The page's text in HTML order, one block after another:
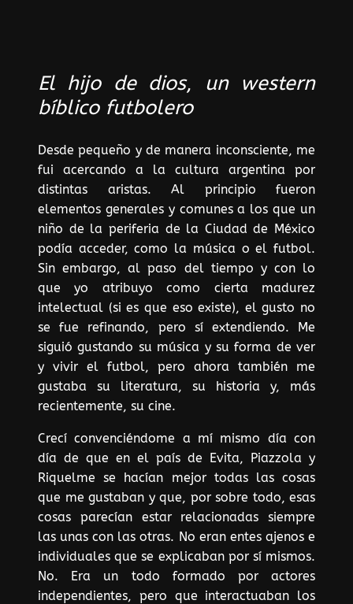
El hijo de dios, un western
bíblico futbolero
Desde pequeño y de manera inconsciente, me
fui acercando a la cultura argentina por
distintas aristas. Al principio fueron
elementos generales y comunes a los que un
niño de la periferia de la Ciudad de México
podía acceder, como la música o el futbol.
Sin embargo, al paso del tiempo y con lo
que yo atribuyo como cierta madurez
intelectual (si es que eso existe), el gusto no
se fue refinando, pero sí extendiendo. Me
siguió gustando su música y su forma de ver
y vivir el futbol, pero ahora también me
gustaba su literatura, su historia y, más
recientemente, su cine.
Crecí convenciéndome a mí mismo día con
día de que en el país de Evita, Piazzola y
Riquelme se hacían mejor todas las cosas
que me gustaban y que, por sobre todo, esas
cosas parecían estar relacionadas siempre
las unas con las otras. No eran entes ajenos e
individuales que se explicaban por sí mismos.
No. Era un todo formado por actores
independientes, pero que interactuaban los